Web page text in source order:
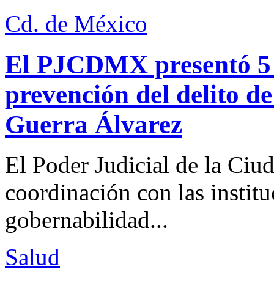
Cd. de México
El PJCDMX presentó
prevención del delito
Guerra Álvarez
El Poder Judicial de la
coordinación con las
gobernabilidad...
Salud